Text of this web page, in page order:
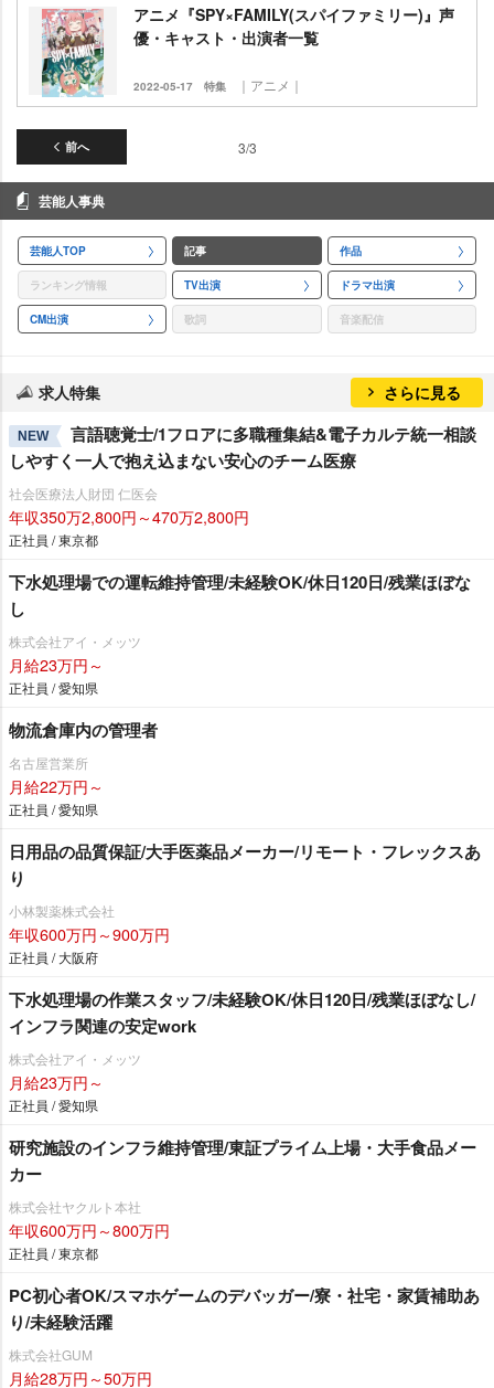
アニメ『SPY×FAMILY(スパイファミリー)』声
優・キャスト・出演者一覧
2022-05-17 特集 ｜アニメ｜
前へ 3/3
芸能人事典
芸能人TOP 記事 作品
ランキング情報 TV出演 ドラマ出演
CM出演 歌詞 音楽配信
求人特集 さらに見る
NEW
言語聴覚士/1フロアに多職種集結&電子カルテ統一相談
しやすく一人で抱え込まない安心のチーム医療
社会医療法人財団 仁医会
年収350万2,800円～470万2,800円
正社員 / 東京都
下水処理場での運転維持管理/未経験OK/休日120日/残業ほぼな
し
株式会社アイ・メッツ
月給23万円～
正社員 / 愛知県
物流倉庫内の管理者
名古屋営業所
月給22万円～
正社員 / 愛知県
日用品の品質保証/大手医薬品メーカー/リモート・フレックスあ
り
小林製薬株式会社
年収600万円～900万円
正社員 / 大阪府
下水処理場の作業スタッフ/未経験OK/休日120日/残業ほぼなし/
インフラ関連の安定work
株式会社アイ・メッツ
月給23万円～
正社員 / 愛知県
研究施設のインフラ維持管理/東証プライム上場・大手食品メー
カー
株式会社ヤクルト本社
年収600万円～800万円
正社員 / 東京都
PC初心者OK/スマホゲームのデバッガー/寮・社宅・家賃補助あ
り/未経験活躍
株式会社GUM
月給28万円～50万円